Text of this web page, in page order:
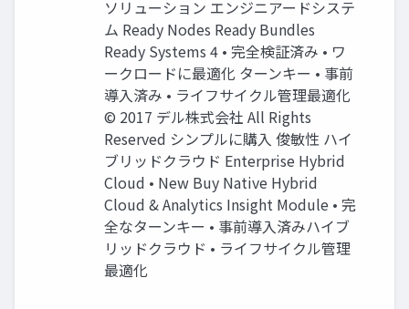
ソリューション エンジニアードシステ
ム Ready Nodes Ready Bundles
Ready Systems 4 • 完全検証済み • ワ
ークロードに最適化 ターンキー • 事前
導⼊済み • ライフサイクル管理最適化
© 2017 デル株式会社 All Rights
Reserved シンプルに購⼊ 俊敏性 ハイ
ブリッドクラウド Enterprise Hybrid
Cloud • New Buy Native Hybrid
Cloud & Analytics Insight Module • 完
全なターンキー • 事前導⼊済みハイブ
リッドクラウド • ライフサイクル管理
最適化